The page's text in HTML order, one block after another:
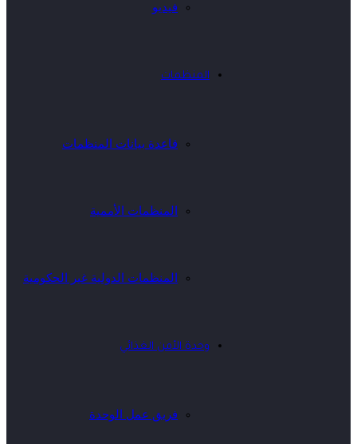
فيديو
المنظمات
قاعدة بيانات المنظمات
المنظمات الأممية
المنظمات الدولية غير الحكومية
وحدة الأمن الغذائي
فريق عمل الوحدة